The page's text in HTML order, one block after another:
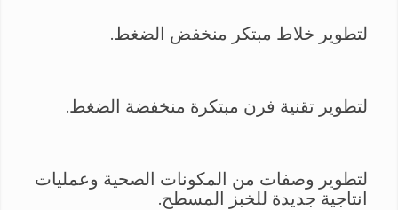
لتطوير خلاط مبتكر منخفض الضغط.
لتطوير تقنية فرن مبتكرة منخفضة الضغط.
لتطوير وصفات من المكونات الصحية وعمليات
انتاجية جديدة للخبز المسطح.